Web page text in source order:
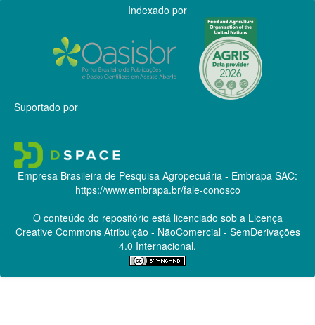
Indexado por
Suportado por
Empresa Brasileira de Pesquisa Agropecuária - Embrapa SAC:
https://www.embrapa.br/fale-conosco
O conteúdo do repositório está licenciado sob a Licença
Creative CommonsAtribuição - NãoComercial - SemDerivações
4.0 Internacional.